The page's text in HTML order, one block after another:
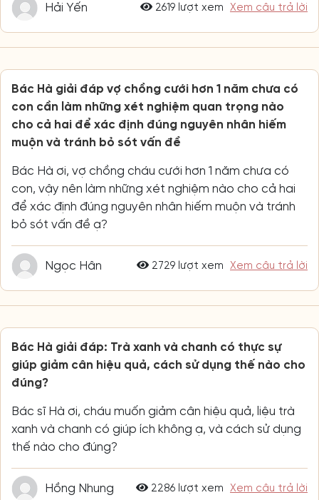
Hải Yến 2619 lượt xem Xem câu trả lời
Bác Hà giải đáp vợ chồng cưới hơn 1 năm chưa có
con cần làm những xét nghiệm quan trọng nào
cho cả hai để xác định đúng nguyên nhân hiếm
muộn và tránh bỏ sót vấn đề
Bác Hà ơi, vợ chồng cháu cưới hơn 1 năm chưa có
con, vậy nên làm những xét nghiệm nào cho cả hai
để xác định đúng nguyên nhân hiếm muộn và tránh
bỏ sót vấn đề ạ?
Ngọc Hân 2729 lượt xem Xem câu trả lời
Bác Hà giải đáp: Trà xanh và chanh có thực sự
giúp giảm cân hiệu quả, cách sử dụng thế nào cho
đúng?
Bác sĩ Hà ơi, cháu muốn giảm cân hiệu quả, liệu trà
xanh và chanh có giúp ích không ạ, và cách sử dụng
thế nào cho đúng?
Hồng Nhung 2286 lượt xem Xem câu trả lời